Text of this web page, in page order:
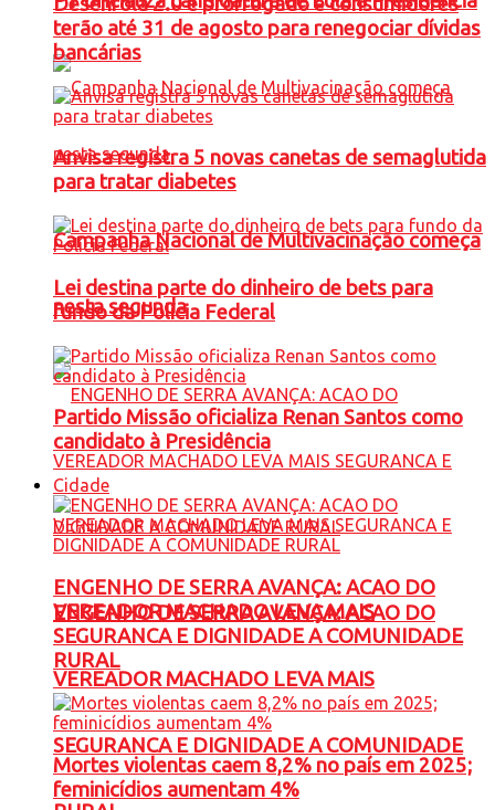
Campanha Nacional de Multivacinação começa
nesta segunda
ENGENHO DE SERRA AVANÇA: ACAO DO
VEREADOR MACHADO LEVA MAIS
SEGURANCA E DIGNIDADE A COMUNIDADE
terão até 31 de agosto para renegociar dívidas
bancárias
Anvisa registra 5 novas canetas de semaglutida
para tratar diabetes
Lei destina parte do dinheiro de bets para
fundo da Polícia Federal
Partido Missão oficializa Renan Santos como
candidato à Presidência
Cidade
ENGENHO DE SERRA AVANÇA: ACAO DO
VEREADOR MACHADO LEVA MAIS
SEGURANCA E DIGNIDADE A COMUNIDADE
RURAL
Mortes violentas caem 8,2% no país em 2025;
feminicídios aumentam 4%